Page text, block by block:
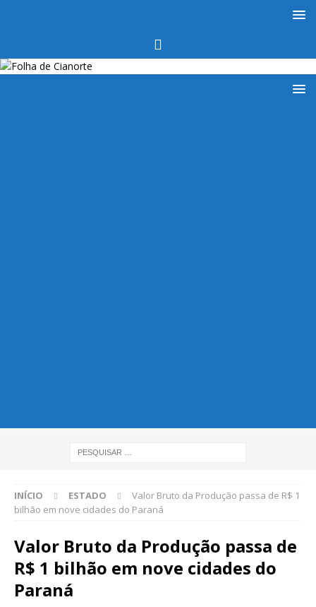
INÍCIO ESTADO
Valor Bruto da Produção passa de R$ 1
bilhão em nove cidades do Paraná
Valor Bruto da Produção passa de
R$ 1 bilhão em nove cidades do
Paraná